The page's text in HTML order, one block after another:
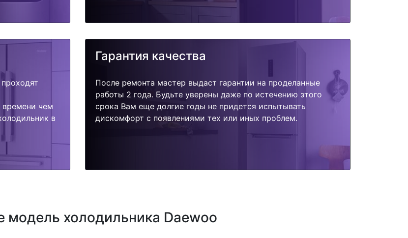
времени чем
в
Гарантия качества
После ремонта мастер выдаст гарантии на проделанные
работы 2 года. Будьте уверены даже по истечению этого
срока Вам еще долгие годы не придется испытывать
дискомфорт с появлениями тех или иных проблем.
модель холодильника Daewoo